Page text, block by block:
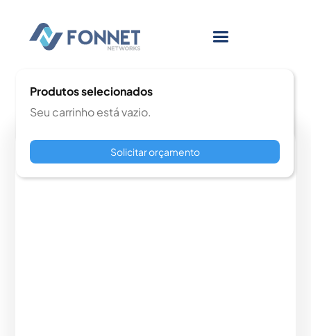
Produtos selecionados
Seu carrinho está vazio.
Solicitar orçamento